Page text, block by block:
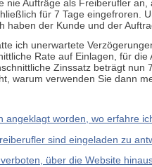
nie Aufträge als Freiberufler
für 7 Tage eingefroren.
haben der Kunde und der
ich unerwartete
Rate auf Einlagen, für
Zinssatz beträgt nun
warum verwenden Sie dann
angeklagt worden, wo erfahre
sind eingeladen zu
über die Website